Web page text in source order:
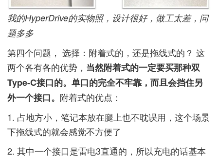
我的HyperDrive的实物照，设计很好，做工太差，问
题多多
第四个问题， 选择：附着式的，还是拖线式的？ 这
两个各有各的优势， 当然附着式的一定要买那种双
Type-C接口的。单口的完全不牢靠，而且会挡住另
外一个接口。 附着式的优点：
1. 占地方小，笔记本放在腿上也不耽误用，这个场景
下拖线式的就会感觉不方便了
2. 其中一个接口是雷电3直通的，所以充电的话基本